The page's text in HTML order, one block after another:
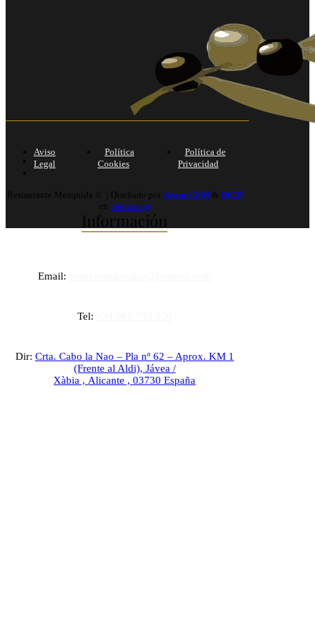
Información
Email:
Tel:
Dir: Crta. Cabo la Nao – Pla nº 62 – Aprox. KM 1
(Frente al Aldi), Jávea /
Xàbia ,Alicante ,03730 España
Aviso
Legal
Política
Cookies
Política de
Privacidad
Restaurante Mezquida © | Diseñado por Avant CEM& DCIP
endenia.com